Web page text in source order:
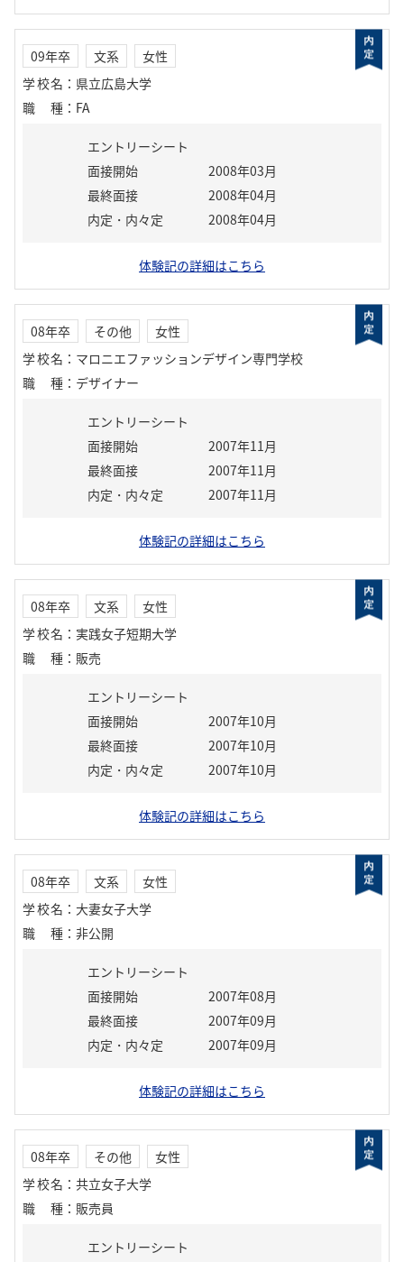
09年卒 文系
女性
学校名 ： 県立広島大学
職種 ： FA
エントリーシート
面接開始
2008年03月
最終面接
2008年04月
内定・内々定
2008年04月
体験記の詳細はこちら
08年卒 その他
女性
学校名 ： マロニエファッションデザイン専門学校
職種 ： デザイナー
エントリーシート
面接開始
2007年11月
最終面接
2007年11月
内定・内々定
2007年11月
体験記の詳細はこちら
08年卒 文系
女性
学校名 ： 実践女子短期大学
職種 ： 販売
エントリーシート
面接開始
2007年10月
最終面接
2007年10月
内定・内々定
2007年10月
体験記の詳細はこちら
08年卒 文系
女性
学校名 ： 大妻女子大学
職種 ： 非公開
エントリーシート
面接開始
2007年08月
最終面接
2007年09月
内定・内々定
2007年09月
体験記の詳細はこちら
08年卒 その他
女性
学校名 ： 共立女子大学
職種 ： 販売員
エントリーシート